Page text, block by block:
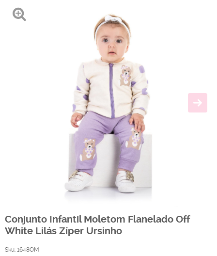
Conjunto Infantil Moletom Flanelado Off
White Lilás Zíper Ursinho
Sku: 1648OM